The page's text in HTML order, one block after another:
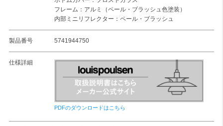
フレーム：アルミ（ペール・ブラッシュ色塗装）
内部ミニリフレクター：ペール・ブラッシュ
製品番号 5741944750
仕様詳細
PDFのダウンロードはこちら